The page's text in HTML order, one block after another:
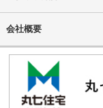
会社概要